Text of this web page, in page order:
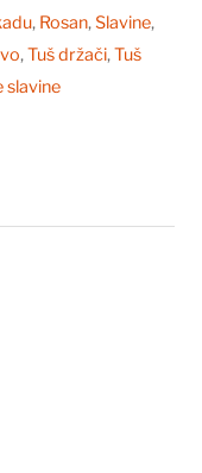
, Rosan,Slavine,
,Tuš držači,Tuš
slavine